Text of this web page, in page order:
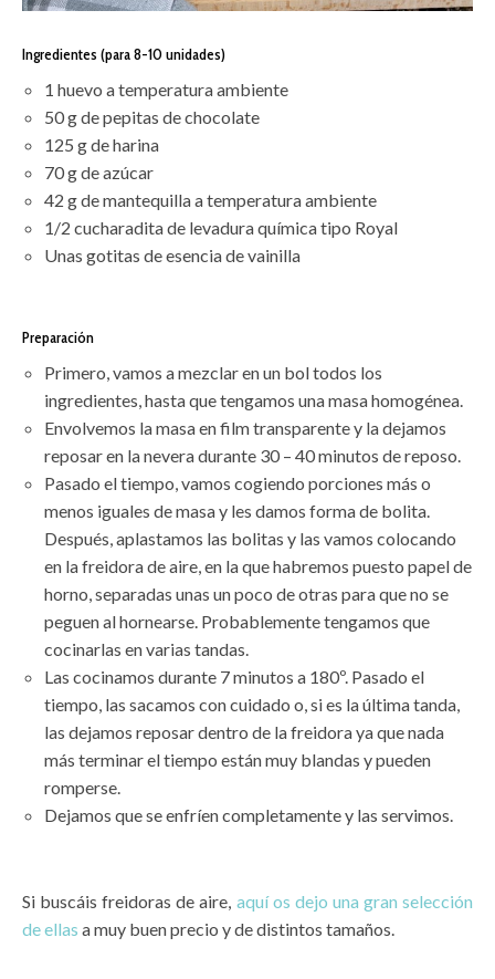
Ingredientes (para 8-10 unidades)
1 huevo a temperatura ambiente
50 g de pepitas de chocolate
125 g de harina
70 g de azúcar
42 g de mantequilla a temperatura ambiente
1/2 cucharadita de levadura química tipo Royal
Unas gotitas de esencia de vainilla
Preparación
Primero, vamos a mezclar en un bol todos los
ingredientes, hasta que tengamos una masa homogénea.
Envolvemos la masa en film transparente y la dejamos
reposar en la nevera durante 30 – 40 minutos de reposo.
Pasado el tiempo, vamos cogiendo porciones más o
menos iguales de masa y les damos forma de bolita.
Después, aplastamos las bolitas y las vamos colocando
en la freidora de aire, en la que habremos puesto papel de
horno, separadas unas un poco de otras para que no se
peguen al hornearse. Probablemente tengamos que
cocinarlas en varias tandas.
Las cocinamos durante 7 minutos a 180º. Pasado el
tiempo, las sacamos con cuidado o, si es la última tanda,
las dejamos reposar dentro de la freidora ya que nada
más terminar el tiempo están muy blandas y pueden
romperse.
Dejamos que se enfríen completamente y las servimos.
Si buscáis freidoras de aire, aquí os dejo una gran selección
de ellas a muy buen precio y de distintos tamaños.